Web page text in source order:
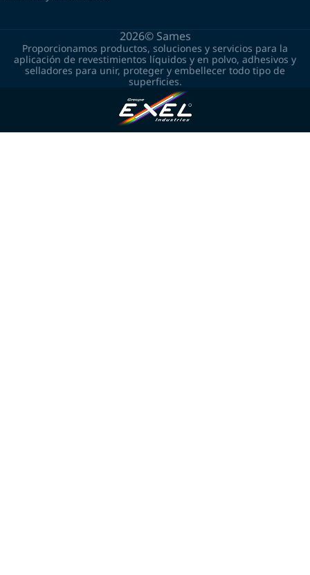
2026© Sames
Proporcionamos productos, soluciones y servicios para la
aplicación de revestimientos líquidos y en polvo, adhesivos y
selladores para unir, proteger y embellecer todo tipo de
superficies.